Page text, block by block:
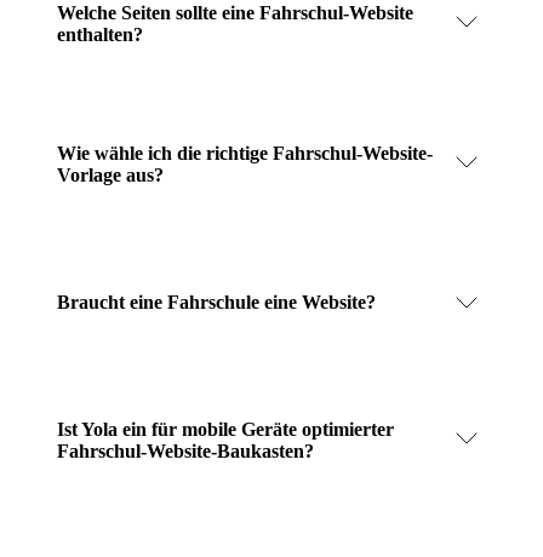
Welche Seiten sollte eine Fahrschul-Website
enthalten?
Wie wähle ich die richtige Fahrschul-Website-
Vorlage aus?
Braucht eine Fahrschule eine Website?
Ist Yola ein für mobile Geräte optimierter
Fahrschul-Website-Baukasten?